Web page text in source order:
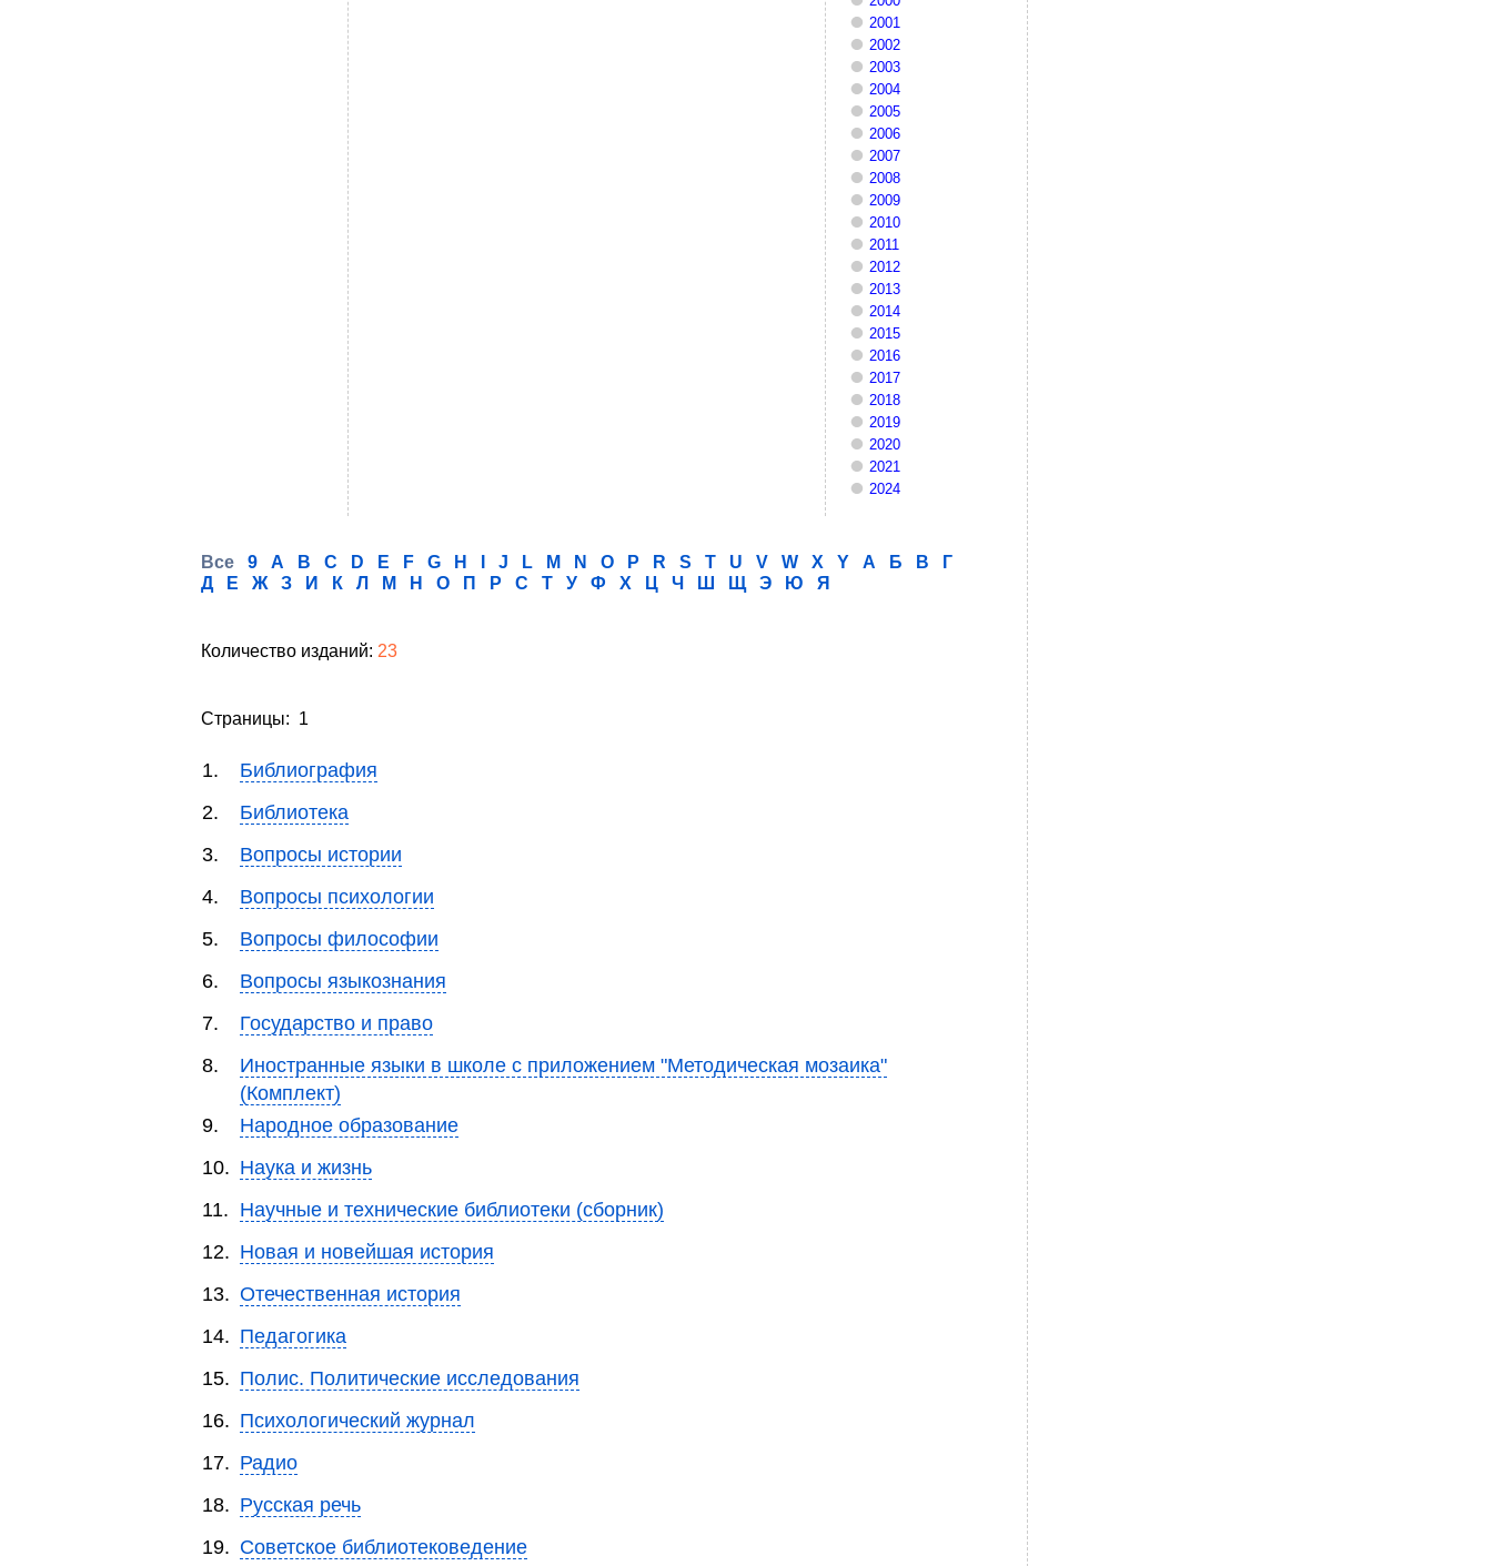
2001
2002
2003
2004
2005
2006
2007
2008
2009
2010
2011
2012
2013
2014
2015
2016
2017
2018
2019
2020
2021
2024
Все 9 A B C D E F G H J L M N O P R S T U V W X Y А Б В
Г
Д
Е Ж З И К Л М Н О П Р С Т У Ф Х Ц Ч Ш Щ Э Ю Я
Количество изданий: 23
Страницы: 1
1.
Библиография
2.
Библиотека
3.
Вопросы истории
4.
Вопросы психологии
5.
Вопросы философии
6.
Вопросы языкознания
7.
Государство и право
8.
Иностранные языки в школе с приложением "Методическая мозаика"
(Комплект)
9.
Народное образование
10. Наука и жизнь
11. Научные и технические библиотеки (сборник)
12. Новая и новейшая история
13. Отечественная история
14. Педагогика
15. Полис. Политические исследования
16. Психологический журнал
17. Радио
18. Русская речь
19. Советское библиотековедение